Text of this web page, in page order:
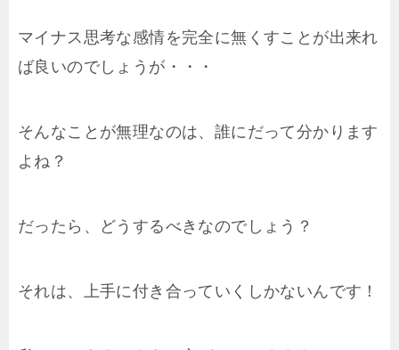
マイナス思考な感情を完全に無くすことが出来れ
ば良いのでしょうが・・・
そんなことが無理なのは、誰にだって分かります
よね？
だったら、どうするべきなのでしょう？
それは、上手に付き合っていくしかないんです！